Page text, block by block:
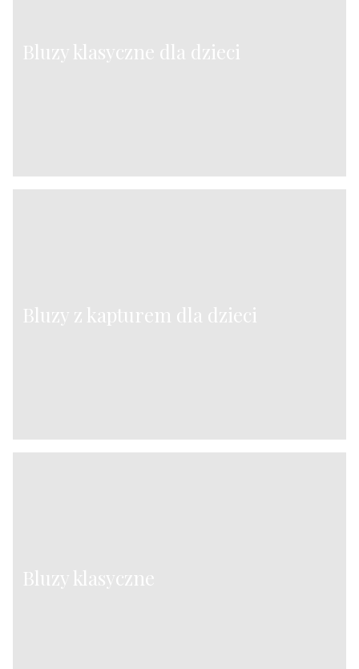
Bluzy klasyczne dla dzieci
Bluzy z kapturem dla dzieci
Bluzy klasyczne